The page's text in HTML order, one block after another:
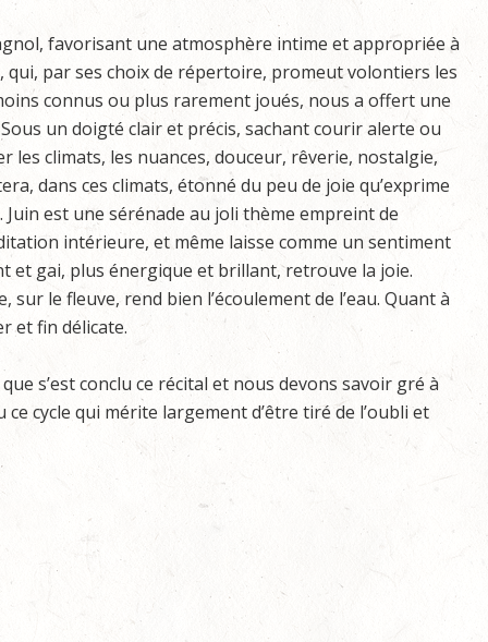
favorisant une atmosphère intime et appropriée à
qui, par ses choix de répertoire, promeut volontiers les
connus ou plus rarement joués, nous a offert une
un doigté clair et précis, sachant courir alerte ou
les climats, les nuances, douceur, rêverie, nostalgie,
dans ces climats, étonné du peu de joie qu’exprime
est une sérénade au joli thème empreint de
intérieure, et même laisse comme un sentiment
et gai, plus énergique et brillant, retrouve la joie.
le fleuve, rend bien l’écoulement de l’eau. Quant à
et fin délicate.
s’est conclu ce récital et nous devons savoir gré à
cycle qui mérite largement d’être tiré de l’oubli et